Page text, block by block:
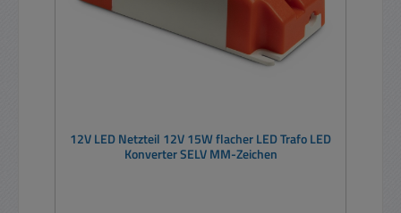
12V LED Netzteil 12V 15W flacher LED Trafo LED
Konverter SELV MM-Zeichen